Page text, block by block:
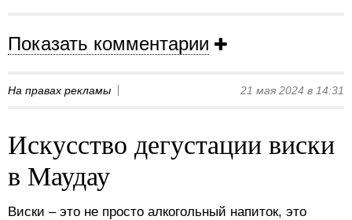
Показать комментарии
На правах рекламы 21 мая 2024 в 14:31
Искусство дегустации виски
в Маудау
Виски – это не просто алкогольный напиток, это